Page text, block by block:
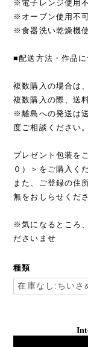
※電子レンジ使用不
※オーブン使用不
※食器洗い乾燥機
■配送方法・作品
複数購入の場合は
複数購入の際、送
※離島への発送は
度ご相談ください。
プレゼント包装を
０）＞をご購入く
また、ご登録の住
無をおしらせくださ
※気になるところ
ださいませ
種類